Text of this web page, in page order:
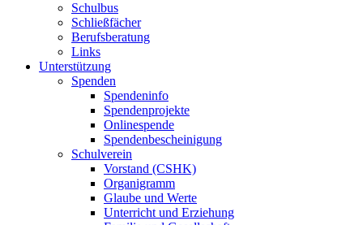
Schulbus
Schließfächer
Berufsberatung
Links
Unterstützung
Spenden
Spendeninfo
Spendenprojekte
Onlinespende
Spendenbescheinigung
Schulverein
Vorstand (CSHK)
Organigramm
Glaube und Werte
Unterricht und Erziehung